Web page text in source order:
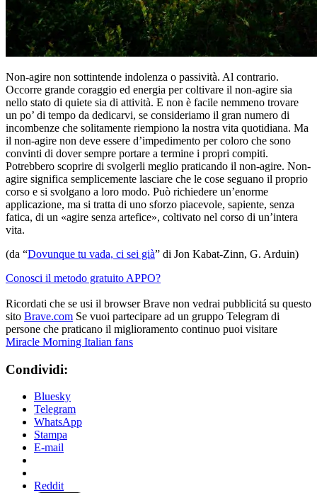
Non-agire non sottintende indolenza o passività. Al contrario.
Occorre grande coraggio ed energia per coltivare il non-agire sia
nello stato di quiete sia di attività. E non è facile nemmeno trovare
un po’ di tempo da dedicarvi, se consideriamo il gran numero di
incombenze che solitamente riempiono la nostra vita quotidiana. Ma
il non-agire non deve essere d’impedimento per coloro che sono
convinti di dover sempre portare a termine i propri compiti.
Potrebbero scoprire di svolgerli meglio praticando il non-agire. Non-
agire significa semplicemente lasciare che le cose seguano il proprio
corso e si svolgano a loro modo. Può richiedere un’enorme
applicazione, ma si tratta di uno sforzo piacevole, sapiente, senza
fatica, di un «agire senza artefice», coltivato nel corso di un’intera
vita.
(da “Dovunque tu vada, ci sei già” di Jon Kabat-Zinn, G. Arduin)
Conosci il metodo gratuito APPO?
Ricordati che se usi il browser Brave non vedrai pubblicitá su questo
sito Brave.com Se vuoi partecipare ad un gruppo Telegram di
persone che praticano il miglioramento continuo puoi visitare
Miracle Morning Italian fans
Condividi:
Bluesky
Telegram
WhatsApp
Stampa
E-mail
Reddit